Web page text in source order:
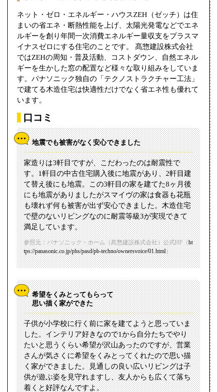
ネット・ゼロ・エネルギー・ハウスZEH（ゼッチ）は住
まいの省エネ・断熱性能を上げ、太陽光発電などでエネ
ルギーを創り年間一次消費エネルギー量収支をプラスマ
イナスゼロにする住宅のことです。 髙惣建設株式会社
ではZEHの周知・普及活動、コストダウン、自然エネル
ギーを生かした窓の配置など様々な取り組みをしていま
す。パナソニック独自の「テクノストラクチャー工法」
で建てる木造住宅は快適性だけでなく省エネ性も優れて
います。
口コミ
地震でも被害がなく安心できました
家造りは3軒目ですが、こだわったのは耐震性で
す。1軒目の中古住宅購入後に地震があり、2軒目建
て替え後にも地震。この3軒目の家を建てた8ヶ月後
にも地震がありましたがスマイヴの家は食器も花瓶
も壊れず何も被害が出ず安心できました。木造住宅
で壁のないリビングなのに耐震等級3が実現できて
満足しています。
参照元：パナソニック・ホーム（髙惣建設株式会社）公式HP（ht
tps://panasonic.co.jp/phs/pasd/pb-techno/ownersvoice/01.html）
希望をくみとってもらって
思い描く家ができた
子供が小学校に行く前に家を建てようと思っていま
した。インテリア好きなので1から自分たちでやり
たいと思うくらい希望が沢山あったのですが、営業
さんが気さくに希望をくみとってくれたので思い描
く家ができました。見通しの良い広いリビングは子
供が遊ぶ姿を見守れますし、友人からも広くて落ち
着くと好評なんですよ。